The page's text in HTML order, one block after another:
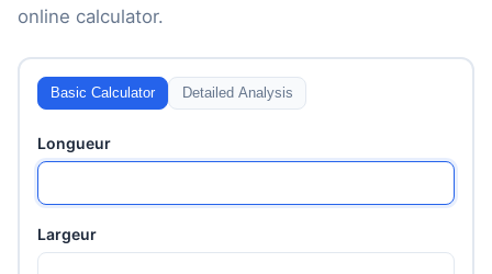
online calculator.
Basic Calculator Detailed Analysis
Longueur
Largeur